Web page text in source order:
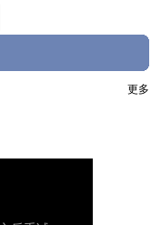
更多